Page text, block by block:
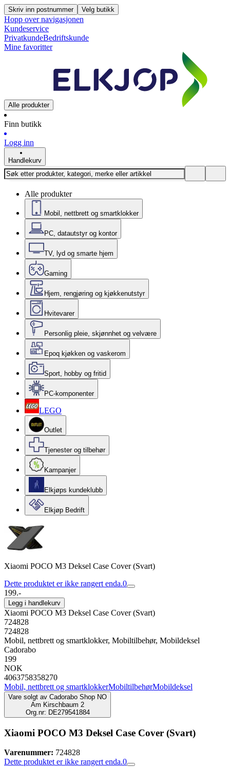
Skriv inn postnummer Velg butikk
Hopp over navigasjonen
Kundeservice
PrivatkundeBedriftskunde
Mine favoritter
Alle produkter
Finn butikk
Logg inn
Handlekurv
Alle produkter
Mobil, nettbrett og smartklokker
PC, datautstyr og kontor
TV, lyd og smarte hjem
Gaming
Hjem, rengjøring og kjøkkenutstyr
Hvitevarer
Personlig pleie, skjønnhet og velvære
Epoq kjøkken og vaskerom
Sport, hobby og fritid
PC-komponenter
LEGO
Outlet
Tjenester og tilbehør
Kampanjer
Elkjøps kundeklubb
Elkjøp Bedrift
Xiaomi POCO M3 Deksel Case Cover (Svart)
Dette produktet er ikke rangert enda.0
199.-
Legg i handlekurv
Xiaomi POCO M3 Deksel Case Cover (Svart)
724828
724828
Mobil, nettbrett og smartklokker, Mobiltilbehør, Mobildeksel
Cadorabo
199
NOK
4063758358270
Mobil, nettbrett og smartklokkerMobiltilbehørMobildeksel
Vare solgt av Cadorabo Shop NO
Am Kirschbaum 2
Org.nr: DE279541884
Xiaomi POCO M3 Deksel Case Cover (Svart)
Varenummer: 724828
Dette produktet er ikke rangert enda.0